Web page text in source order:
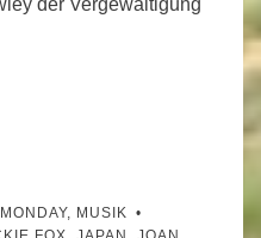
der Vergewaltigung
, MUSIK